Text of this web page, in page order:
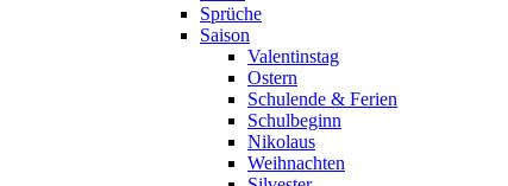
Sprüche
Saison
Valentinstag
Ostern
Schulende & Ferien
Schulbeginn
Nikolaus
Weihnachten